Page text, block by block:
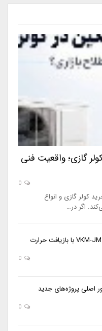
گازی؛ واقعیت فنی
کولر گازی و انواع
اگر در…
دایکین از واحد تهویه VKM-JM با بازیافت حرارت
اصلی پروژه‌های جدید